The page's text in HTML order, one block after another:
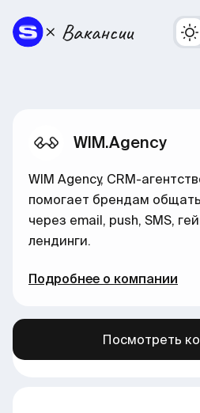
WIM.Agency
WIM Agency, CRM-
помогает брендам
через email, push, SMS,
лендинги.
Подробнее о компании
Посмотреть
Больше вакансий в